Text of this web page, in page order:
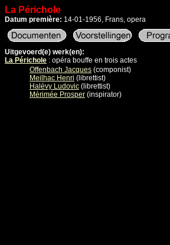
La Périchole
Datum première: 14-01-1956, Frans, opera
Uitgevoerd(e) werk(en):
La Périchole : opéra bouffe en trois actes
Offenbach Jacques (componist)
Meilhac Henri (librettist)
Halévy Ludovic (librettist)
Mérimée Prosper (inspirator)